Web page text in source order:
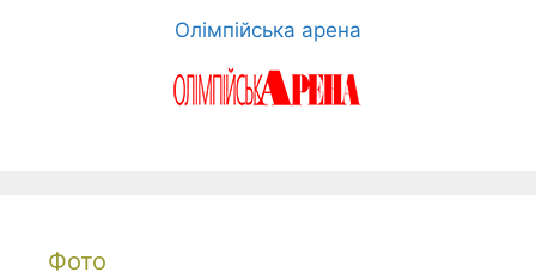
Олімпійська арена
Фото